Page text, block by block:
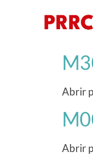
Abrir
Abrir